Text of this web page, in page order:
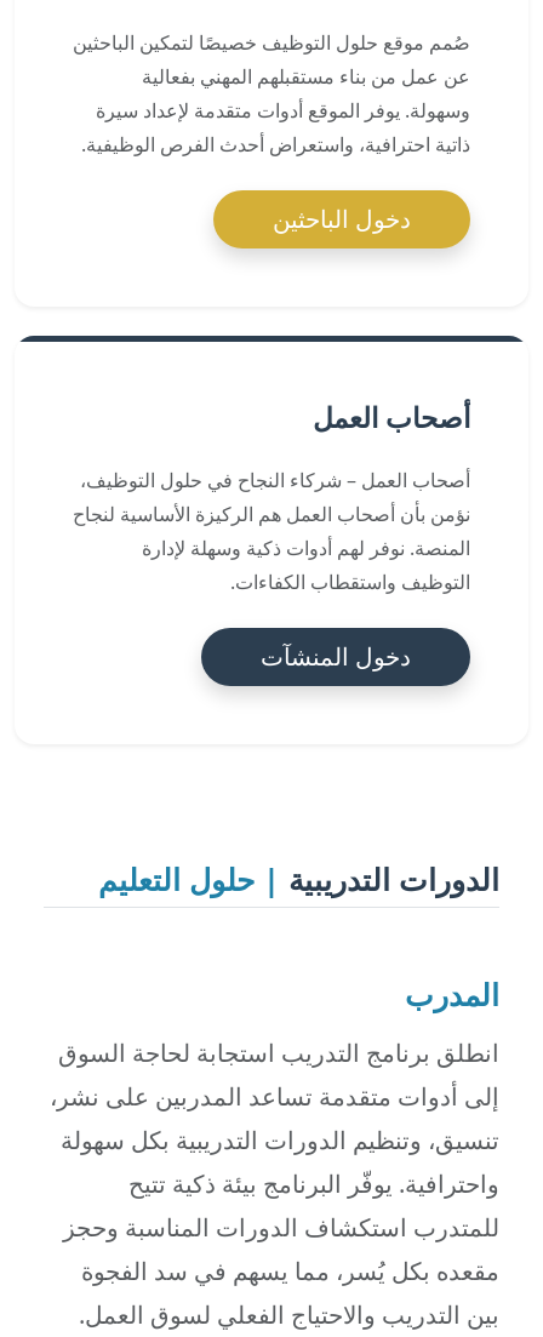
صُمم موقع حلول التوظيف خصيصًا لتمكين الباحثين
عن عمل من بناء مستقبلهم المهني بفعالية
وسهولة. يوفر الموقع أدوات متقدمة لإعداد سيرة
ذاتية احترافية، واستعراض أحدث الفرص الوظيفية.
دخول الباحثين
أصحاب العمل
أصحاب العمل – شركاء النجاح في حلول التوظيف،
نؤمن بأن أصحاب العمل هم الركيزة الأساسية لنجاح
المنصة. نوفر لهم أدوات ذكية وسهلة لإدارة
التوظيف واستقطاب الكفاءات.
دخول المنشآت
الدورات التدريبية | حلول التعليم
المدرب
انطلق برنامج التدريب استجابة لحاجة السوق
إلى أدوات متقدمة تساعد المدربين على نشر،
تنسيق، وتنظيم الدورات التدريبية بكل سهولة
واحترافية. يوفّر البرنامج بيئة ذكية تتيح
للمتدرب استكشاف الدورات المناسبة وحجز
مقعده بكل يُسر، مما يسهم في سد الفجوة
بين التدريب والاحتياج الفعلي لسوق العمل.